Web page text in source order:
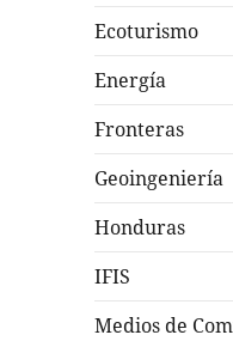
Ecoturismo
Energía
Fronteras
Geoingeniería
Honduras
IFIS
Medios de